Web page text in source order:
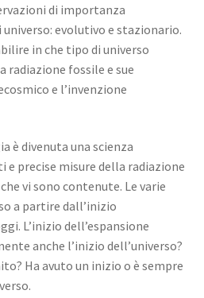
di importanza
evolutivo e stazionario.
in che tipo di universo
radiazione fossile e sue
e l’invenzione
è divenuta una scienza
e precise misure della radiazione
vi sono contenute. Le varie
a partire dall’inizio
L’inizio dell’espansione
anche l’inizio dell’universo?
Ha avuto un inizio o è sempre